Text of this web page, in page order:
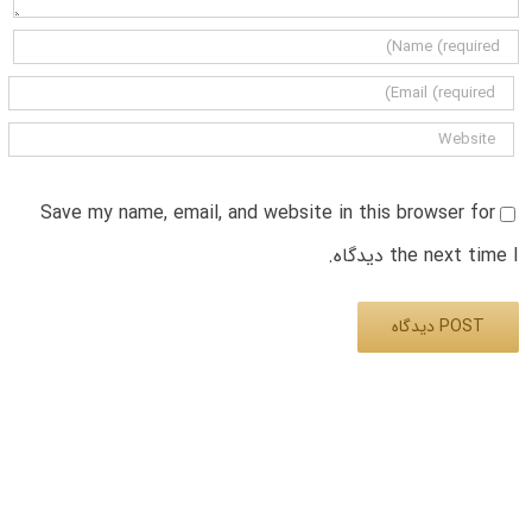
Save my name, email, and website in this browser for
the next time I دیدگاه.